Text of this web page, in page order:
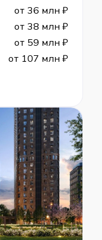
от 36 млн ₽
от 38 млн ₽
от 59 млн ₽
от 107 млн ₽